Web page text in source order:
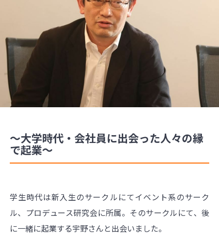
～大学時代・会社員に出会った人々の縁
で起業～
学生時代は新入生のサークルにてイベント系のサーク
ル、プロデュース研究会に所属。そのサークルにて、後
に一緒に起業する宇野さんと出会いました。